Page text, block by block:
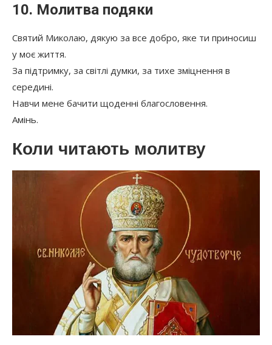
10. Молитва подяки
Святий Миколаю, дякую за все добро, яке ти приносиш
у моє життя.
За підтримку, за світлі думки, за тихе зміцнення в
середині.
Навчи мене бачити щоденні благословення.
Амінь.
Коли читають молитву